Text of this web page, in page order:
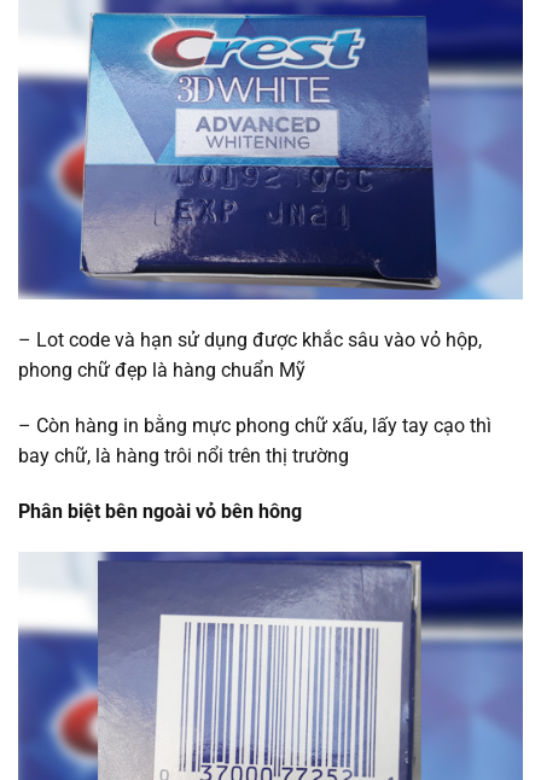
– Lot code và hạn sử dụng được khắc sâu vào vỏ hộp,
phong chữ đẹp là hàng chuẩn Mỹ
– Còn hàng in bằng mực phong chữ xấu, lấy tay cạo thì
bay chữ, là hàng trôi nổi trên thị trường
Phân biệt bên ngoài vỏ bên hông